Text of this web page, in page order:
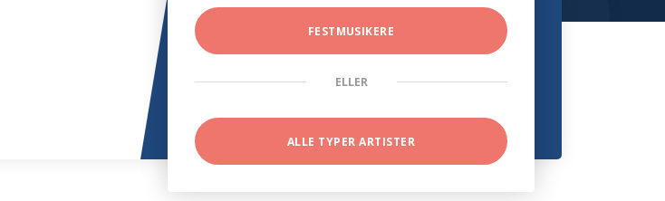
FESTMUSIKERE
ELLER
ALLE TYPER ARTISTER